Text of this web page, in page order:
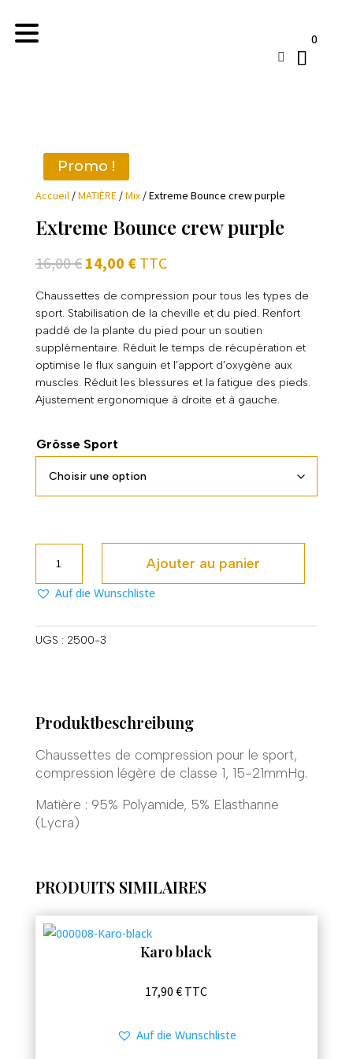

0
Promo !
Accueil/MATIÈRE/Mix/ Extreme Bounce crew purple
Extreme Bounce crew purple
16,00€ Le
initial
était :
16,00 €.
14,00 €Le
actuel
est :
14,00 €.
TTC
Chaussettes de compression pour tous les types de
sport. Stabilisation de la cheville et du pied. Renfort
paddé de la plante du pied pour un soutien
supplémentaire. Réduit le temps de récupération et
optimise le flux sanguin et l’apport d’oxygène aux
muscles. Réduit les blessures et la fatigue des pieds.
Ajustement ergonomique à droite et à gauche.
Grösse Sport
Extreme
crew
purple
Ajouter au panier
Auf die Wunschliste
UGS : 2500-3
Produktbeschreibung
Chaussettes de compression pour le sport,
compression légère de classe 1, 15-21mmHg.
Matière : 95% Polyamide, 5% Elasthanne
(Lycra)
PRODUITS SIMILAIRES
Karo black
17,90€ TTC
Auf die Wunschliste